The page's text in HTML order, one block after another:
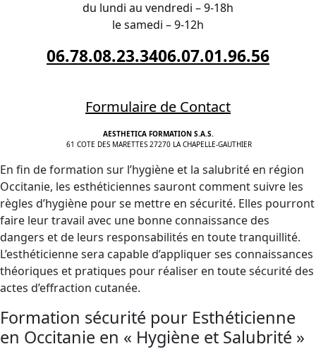
du lundi au vendredi – 9-18h
le samedi – 9-12h
06.78.08.23.3406.07.01.96.56
Formulaire de Contact
AESTHETICA FORMATION S.A.S.
61 COTE DES MARETTES 27270 LA CHAPELLE-GAUTHIER
En fin de formation sur l’hygiène et la salubrité en région
Occitanie, les esthéticiennes sauront comment suivre les
règles d’hygiène pour se mettre en sécurité. Elles pourront
faire leur travail avec une bonne connaissance des
dangers et de leurs responsabilités en toute tranquillité.
L’esthéticienne sera capable d’appliquer ses connaissances
théoriques et pratiques pour réaliser en toute sécurité des
actes d’effraction cutanée.
Formation sécurité pour Esthéticienne
en Occitanie en « Hygiène et Salubrité »